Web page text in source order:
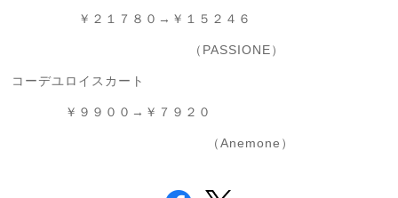
￥２１７８０→￥１５２４６
（PASSIONE）
コーデユロイスカート
￥９９００→￥７９２０
（Anemone）